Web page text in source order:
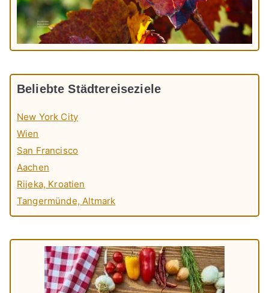
Beliebte Städtereiseziele
New York City
Wien
San Francisco
Aachen
Rijeka, Kroatien
Tangermünde, Altmark